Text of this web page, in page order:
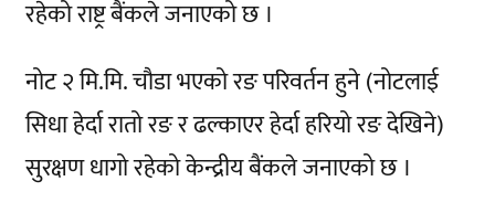
रहेको राष्ट्र बैंकले जनाएको छ ।
नोट २ मि.मि. चौडा भएको रङ परिवर्तन हुने (नोटलाई
सिधा हेर्दा रातो रङ र ढल्काएर हेर्दा हरियो रङ देखिने)
सुरक्षण धागो रहेको केन्द्रीय बैंकले जनाएको छ ।